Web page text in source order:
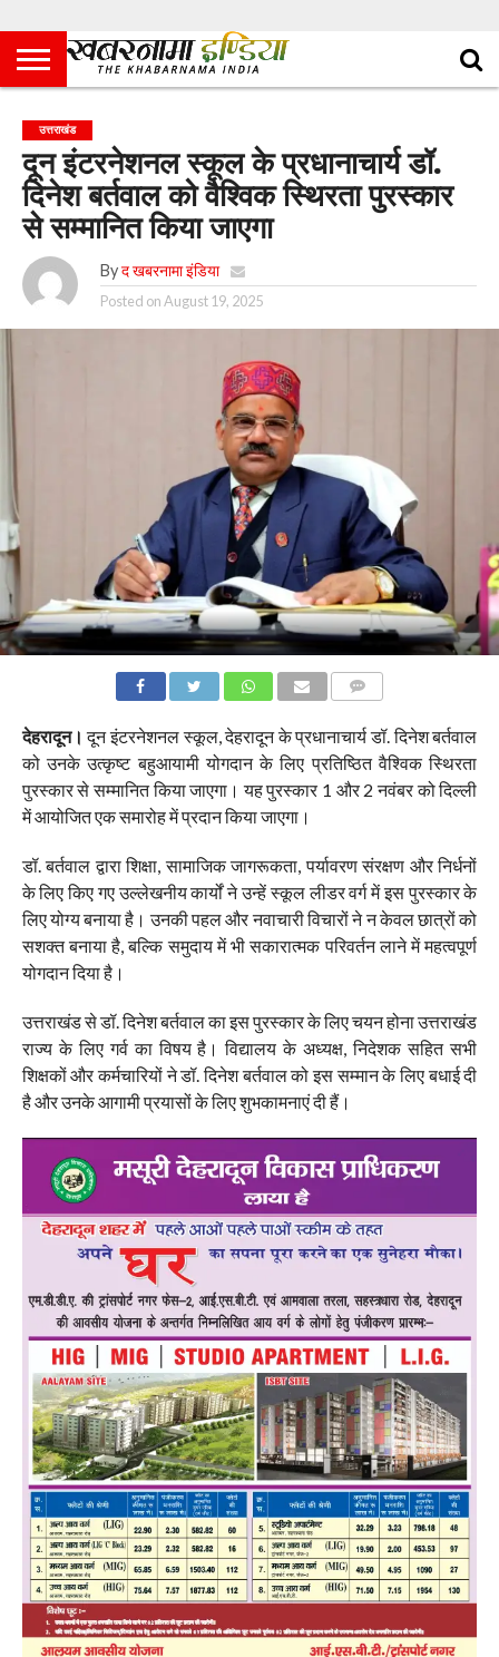
उत्तराखंड
दून इंटरनेशनल स्कूल के प्रधानाचार्य डॉ.
दिनेश बर्तवाल को वैश्विक स्थिरता पुरस्कार
से सम्मानित किया जाएगा
By द खबरनामा इंडिया
Posted onAugust 19, 2025
देहरादून।दून इंटरनेशनल स्कूल, देहरादून के प्रधानाचार्य डॉ. दिनेश बर्तवाल
को उनके उत्कृष्ट बहुआयामी योगदान के लिए प्रतिष्ठित वैश्विक स्थिरता
पुरस्कार से सम्मानित किया जाएगा। यह पुरस्कार 1 और 2 नवंबर को दिल्ली
में आयोजित एक समारोह में प्रदान किया जाएगा।
डॉ. बर्तवाल द्वारा शिक्षा, सामाजिक जागरूकता, पर्यावरण संरक्षण और निर्धनों
के लिए किए गए उल्लेखनीय कार्यों ने उन्हें स्कूल लीडर वर्ग में इस पुरस्कार के
लिए योग्य बनाया है। उनकी पहल और नवाचारी विचारों ने न केवल छात्रों को
सशक्त बनाया है, बल्कि समुदाय में भी सकारात्मक परिवर्तन लाने में महत्वपूर्ण
योगदान दिया है।
उत्तराखंड से डॉ. दिनेश बर्तवाल का इस पुरस्कार के लिए चयन होना उत्तराखंड
राज्य के लिए गर्व का विषय है। विद्यालय के अध्यक्ष, निदेशक सहित सभी
शिक्षकों और कर्मचारियों ने डॉ. दिनेश बर्तवाल को इस सम्मान के लिए बधाई दी
है और उनके आगामी प्रयासों के लिए शुभकामनाएं दी हैं।